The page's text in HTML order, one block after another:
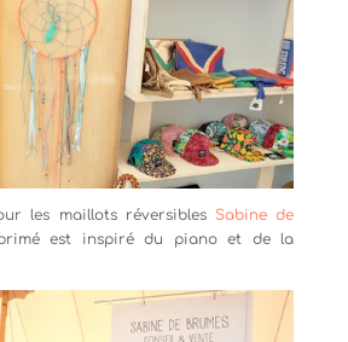
les maillots réversibles Sabine de
est inspiré du piano et de la